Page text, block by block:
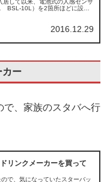
BSL-10L）を2箇所ほどに設置
2016.12.29
カー
で、家族のスタバへ行
リンクメーカーを買って
で、気になっていたスターバッ